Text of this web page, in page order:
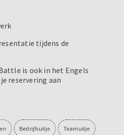
tijdens de
is ook in het Engels
reservering aan
Bedrijfsuitje Teamuitje